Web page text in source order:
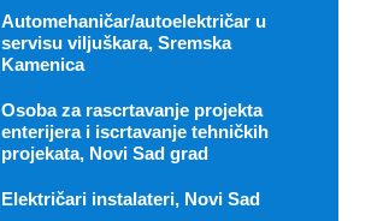
Automehaničar/autoelektričar u
servisu viljuškara, Sremska
Kamenica
Osoba za rascrtavanje projekta
enterijera i iscrtavanje tehničkih
projekata, Novi Sad grad
Električari instalateri, Novi Sad